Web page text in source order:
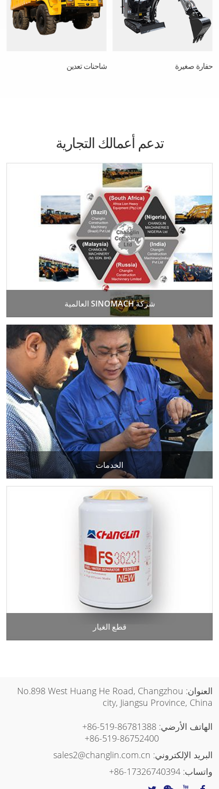
حفارة صغيرة شاحنات تعدين
تدعم أعمالك التجارية
شركة SINOMACH العالمية
الخدمات
قطع الغيار
العنوان: No.898 West Huang He Road, Changzhou
city, Jiangsu Province, China
الهاتف الأرضي:+86-519-86781388
+86-519-86752400
البريد الإلكتروني: sales2@changlin.com.cn
واتساب:+86-17326740394